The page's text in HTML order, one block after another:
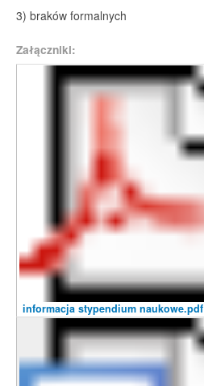
3) braków formalnych
Załączniki:
informacja stypendium naukowe.pdf